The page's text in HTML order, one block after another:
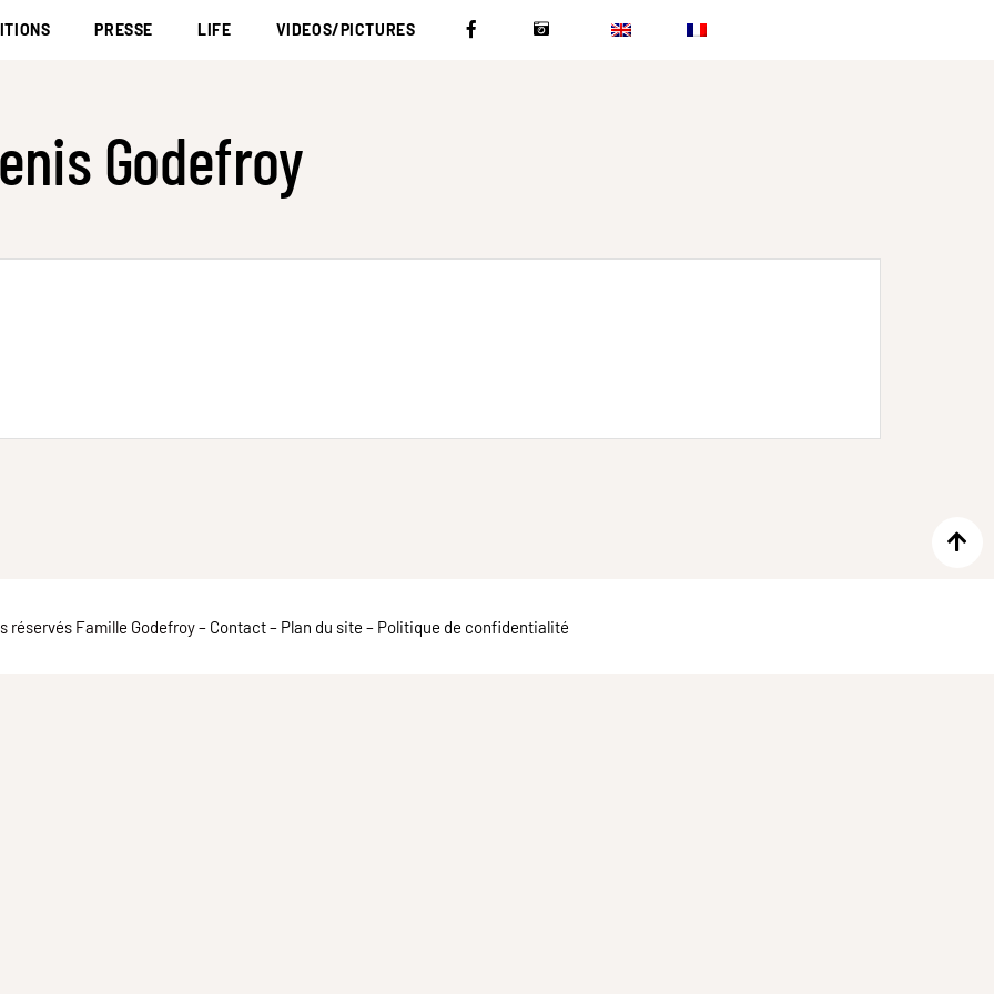
PRESSE LIFE VIDEOS/PICTURES
Godefroy
réservés Famille Godefroy – Contact– Plan du site – Politique de confidentialité